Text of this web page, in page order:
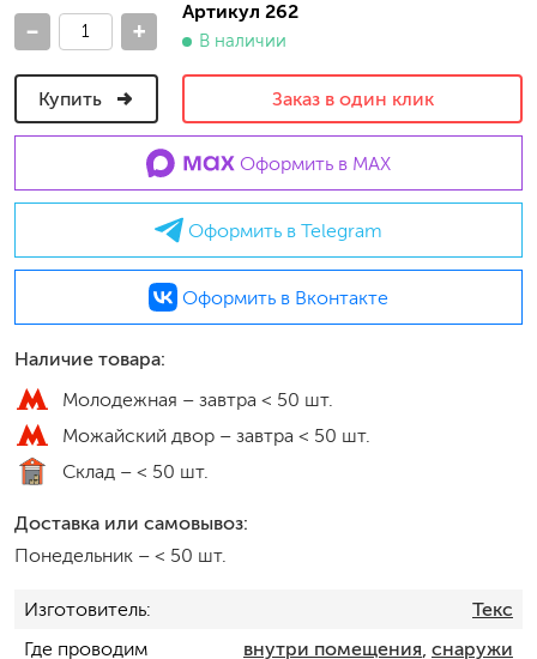
- +
Артикул 262
В наличии
Купить Заказ в один клик
Оформить в MAX
Оформить в Telegram
Оформить в Вконтакте
Наличие товара:
Молодежная – завтра < 50 шт.
Можайский двор – завтра < 50 шт.
Склад – < 50 шт.
Доставка или самовывоз:
Понедельник – < 50 шт.
Изготовитель
Текс
Где проводим
внутри помещения снаружи